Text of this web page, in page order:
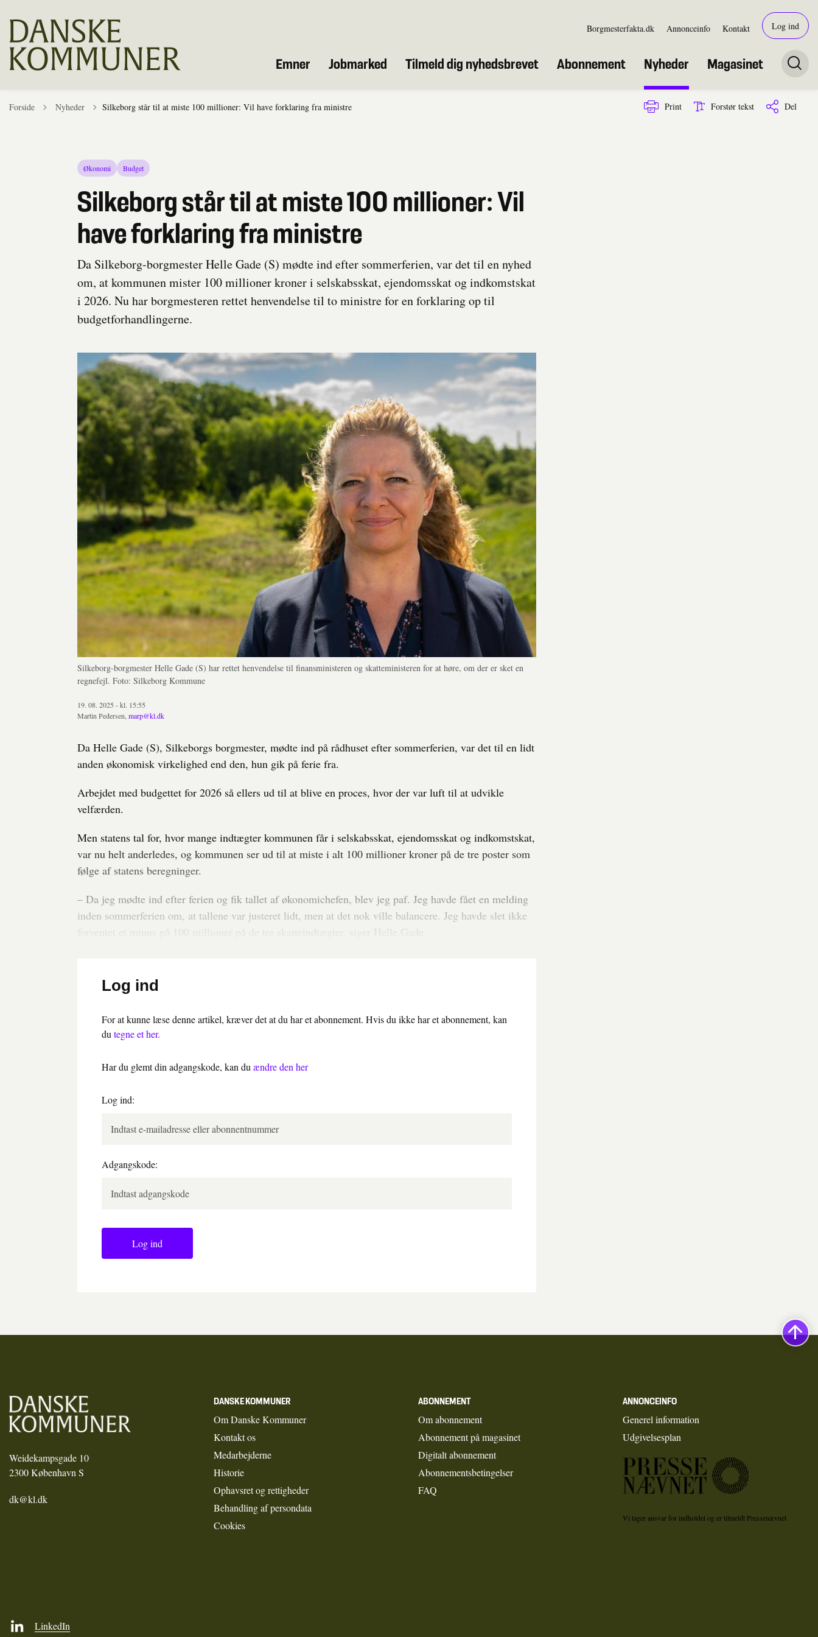
Borgmesterfakta.dk Annonceinfo Kontakt Log ind
Emner Jobmarked Tilmeld dig nyhedsbrevet Abonnement Nyheder Magasinet
Forside Tilbage til
Nyheder Silkeborg står til at miste 100 millioner: Vil have forklaring fra ministre Print Forstør tekst Del
Økonomi Budget
Silkeborg står til at miste 100 millioner: Vil
have forklaring fra ministre
Da Silkeborg-borgmester Helle Gade (S) mødte ind efter sommerferien, var det til en nyhed
om, at kommunen mister 100 millioner kroner i selskabsskat, ejendomsskat og indkomstskat
i 2026. Nu har borgmesteren rettet henvendelse til to ministre for en forklaring op til
budgetforhandlingerne.
Silkeborg-borgmester Helle Gade (S) har rettet henvendelse til finansministeren og skatteministeren for at høre, om der er sket en
regnefejl. Foto: Silkeborg Kommune
19. 08. 2025 - kl. 15:55
Martin Pedersen, marp@kl.dk
Da Helle Gade (S), Silkeborgs borgmester, mødte ind på rådhuset efter sommerferien, var det til en lidt
anden økonomisk virkelighed end den, hun gik på ferie fra.
Arbejdet med budgettet for 2026 så ellers ud til at blive en proces, hvor der var luft til at udvikle
velfærden.
Men statens tal for, hvor mange indtægter kommunen får i selskabsskat, ejendomsskat og indkomstskat,
var nu helt anderledes, og kommunen ser ud til at miste i alt 100 millioner kroner på de tre poster som
følge af statens beregninger.
– Da jeg mødte ind efter ferien og fik tallet af økonomichefen, blev jeg paf. Jeg havde fået en melding
inden sommerferien om, at tallene var justeret lidt, men at det nok ville balancere. Jeg havde slet ikke
forventet et minus på 100 millioner på de tre skatteindtægter, siger Helle Gade.
Log ind
For at kunne læse denne artikel, kræver det at du har et abonnement. Hvis du ikke har et abonnement, kan
du tegne et her.
Har du glemt din adgangskode, kan du ændre den her
Log ind:
Adgangskode:
Log ind
Weidekampsgade 10
2300 København S
dk@kl.dk
DANSKE KOMMUNER
Om Danske Kommuner
Kontakt os
Medarbejderne
Historie
Ophavsret og rettigheder
Behandling af persondata
Cookies
ABONNEMENT
Om abonnement
Abonnement på magasinet
Digitalt abonnement
Abonnementsbetingelser
FAQ
ANNONCEINFO
Generel information
Udgivelsesplan
Vi tager ansvar for indholdet og er tilmeldt Pressenævnet
LinkedIn